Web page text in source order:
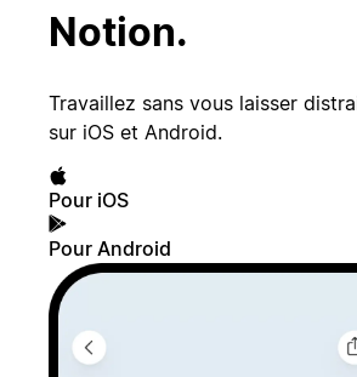
Notion.
Travaillez sans vous laisser
sur iOS et Android.
Pour iOS
Pour Android